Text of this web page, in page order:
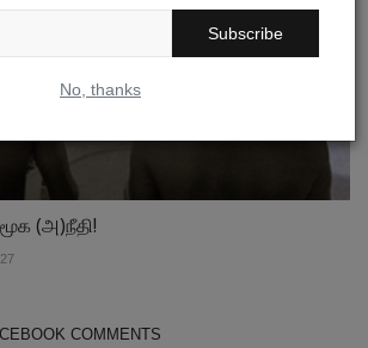
Subscribe
No, thanks
(அ)நீதி!
COMMENTS